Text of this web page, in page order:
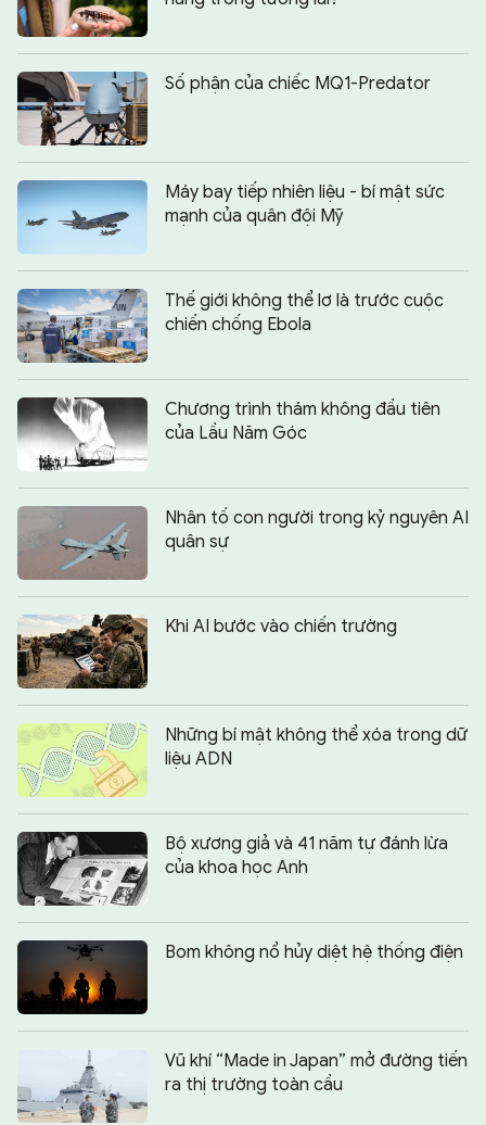
Số phận của chiếc MQ1-Predator
Máy bay tiếp nhiên liệu - bí mật sức
mạnh của quân đội Mỹ
Thế giới không thể lơ là trước cuộc
chiến chống Ebola
Chương trình thám không đầu tiên
của Lầu Năm Góc
Nhân tố con người trong kỷ nguyên AI
quân sự
Khi AI bước vào chiến trường
Những bí mật không thể xóa trong dữ
liệu ADN
Bộ xương giả và 41 năm tự đánh lừa
của khoa học Anh
Bom không nổ hủy diệt hệ thống điện
Vũ khí “Made in Japan” mở đường tiến
ra thị trường toàn cầu